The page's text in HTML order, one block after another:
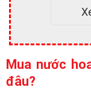
Mua nước
đâu?